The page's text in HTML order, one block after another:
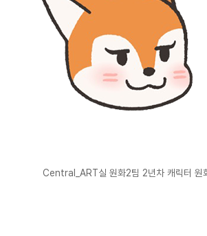
Central_ART실 원화2팀 2년차 캐릭터 원